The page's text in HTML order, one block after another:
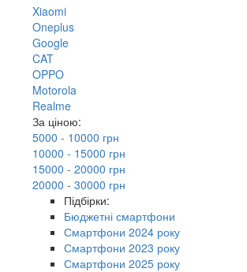
Xiaomi
Oneplus
Google
CAT
OPPO
Motorola
Realme
За ціною:
5000 - 10000 грн
10000 - 15000 грн
15000 - 20000 грн
20000 - 30000 грн
Підбірки:
Бюджетні смартфони
Смартфони 2024 року
Смартфони 2023 року
Смартфони 2025 року